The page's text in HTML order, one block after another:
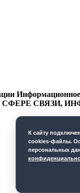
Информационное
В СФЕРЕ
К cайту
cookies-файлы.
персональных